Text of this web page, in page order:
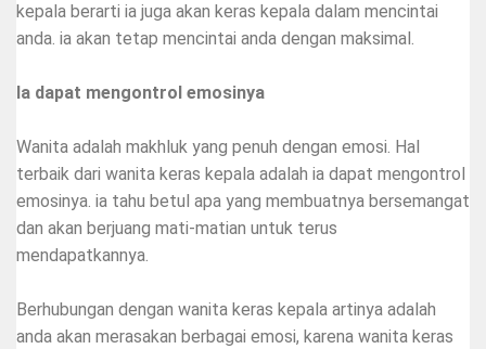
kepala berarti ia juga akan keras kepala dalam mencintai
anda. ia akan tetap mencintai anda dengan maksimal.
Ia dapat mengontrol emosinya
Wanita adalah makhluk yang penuh dengan emosi. Hal
terbaik dari wanita keras kepala adalah ia dapat mengontrol
emosinya. ia tahu betul apa yang membuatnya bersemangat
dan akan berjuang mati-matian untuk terus
mendapatkannya.
Berhubungan dengan wanita keras kepala artinya adalah
anda akan merasakan berbagai emosi, karena wanita keras